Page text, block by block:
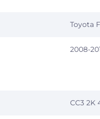
Toyota
2008-
CC3 2K